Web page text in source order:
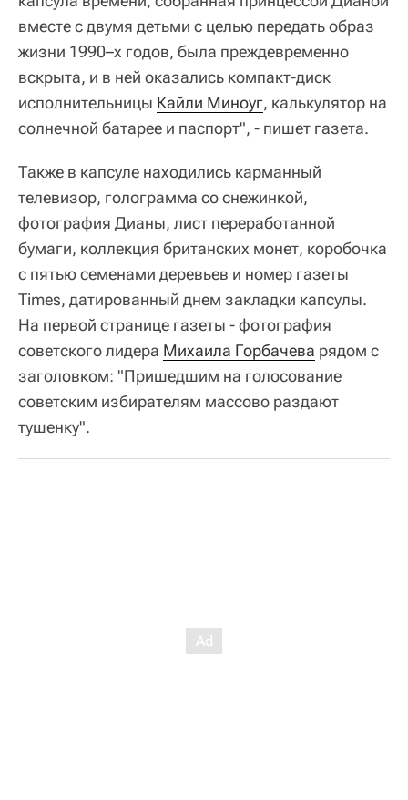
вместе с двумя детьми с целью передать образ
жизни 1990–х годов, была преждевременно
вскрыта, и в ней оказались компакт-диск
исполнительницы Кайли Миноуг, калькулятор на
солнечной батарее и паспорт", - пишет газета.
Также в капсуле находились карманный
телевизор, голограмма со снежинкой,
фотография Дианы, лист переработанной
бумаги, коллекция британских монет, коробочка
с пятью семенами деревьев и номер газеты
Times, датированный днем закладки капсулы.
На первой странице газеты - фотография
советского лидера Михаила Горбачева рядом с
заголовком: "Пришедшим на голосование
советским избирателям массово раздают
тушенку".